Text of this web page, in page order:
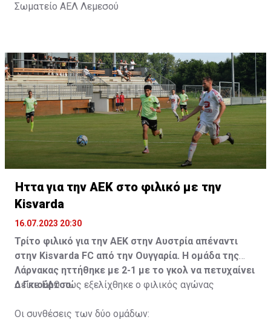
Σωματείο ΑΕΛ Λεμεσού
Ήττα για την ΑΕΚ στο φιλικό με την
Kisvarda
16.07.2023 20:30
Τρίτο φιλικό για την ΑΕΚ στην Αυστρία απέναντι
στην Kisvarda FC από την Ουγγαρία. Η ομάδα της
Λάρνακας ηττήθηκε με 2-1 με το γκολ να πετυχαίνει
ο Γκιούρτσο.
ΔείτεΕΔΩπώς εξελίχθηκε ο φιλικός αγώνας
Οι συνθέσεις των δύο ομάδων: